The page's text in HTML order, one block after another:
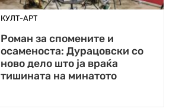
КУЛТ-АРТ
Роман за спомените и
осаменоста: Дурацовски со
ново дело што ја враќа
тишината на минатото